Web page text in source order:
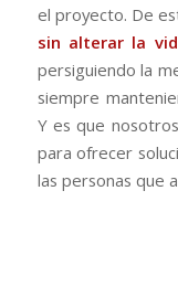
el proyecto. De
sin alterar la
persiguiendo la
siempre
Y es que
para ofrecer
las personas que